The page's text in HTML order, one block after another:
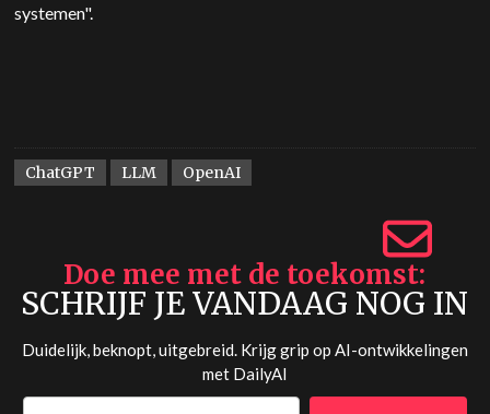
systemen".
ChatGPT LLM OpenAI
Doe mee met de toekomst
SCHRIJF JE VANDAAG NOG IN
Duidelijk, beknopt, uitgebreid. Krijg grip op AI-ontwikkelingen
met DailyAI